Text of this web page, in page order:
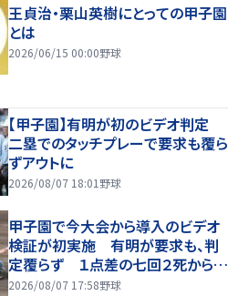
王貞治・栗山英樹にとっての甲子園
とは
2026/06/15 00:00野球
【甲子園】有明が初のビデオ判定
二塁でのタッチプレーで要求も覆ら
ずアウトに
2026/08/07 18:01 野球
甲子園で今大会から導入のビデオ
検証が初実施 有明が要求も、判
定覆らず １点差の七回２死から二
盗も判定アウト
2026/08/07 17:58野球